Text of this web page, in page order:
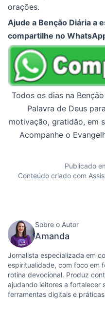
orações.
Ajude a Benção Diária a
compartilhe no
Todos os dias na
Palavra de Deus
motivação, gratidão, em
Acompanhe o
Publicado
Conteúdo criado com
Sobre o Autor
Amanda
Jornalista especializada em
espiritualidade, com foco em
rotina devocional. Produz
ajudando leitores a fortalecer
ferramentas digitais e